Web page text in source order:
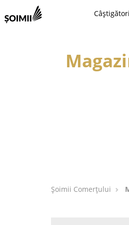
Șoimii Comerțului